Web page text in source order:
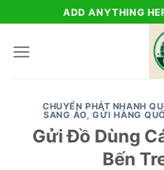
to
content
ADD ANYTHING
CHUYỂN PHÁT NHANH
SANG ÁO,GỬI HÀNG
Gửi Đồ Dùng
Bến